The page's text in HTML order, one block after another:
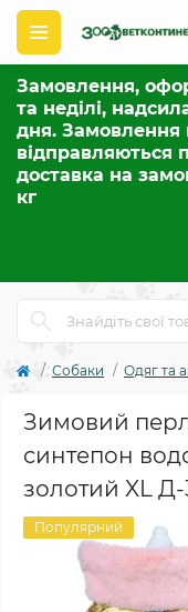
Замовлення,
та неділі,
дня. Замовлення
відправляються
доставка на
кг
Собаки Одяг та
Зимовий
синтепон
золотий XL
Популярний